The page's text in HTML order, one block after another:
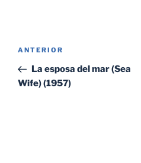
Navegación
entradas
Entrada
anterior:
ANTERIOR
La esposa del mar (Sea
Wife) (1957)